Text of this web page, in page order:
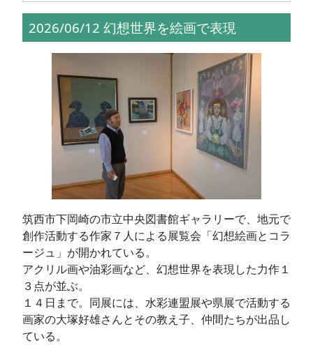
2026/06/12 幻想世界を絵画で表現
筑西市下岡崎の市立中央図書館ギャラリーで、地元で
創作活動する作家７人による展覧会「幻想絵画とコラ
ージュ」が開かれている。
アクリル画や油彩画など、幻想世界を表現した力作１
３点が並ぶ。
１４日まで。同展には、水彩連盟展や県展で活動する
画家の大塚好雄さんとその教え子、仲間たちが出品し
ている。